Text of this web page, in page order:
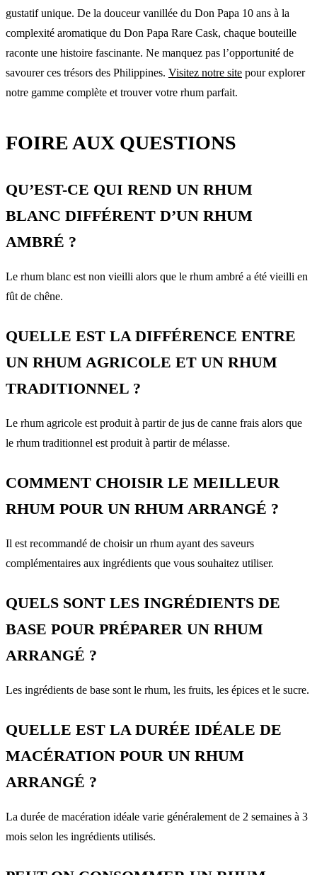
gustatif unique. De la douceur vanillée du Don Papa 10 ans à la
complexité aromatique du Don Papa Rare Cask, chaque bouteille
raconte une histoire fascinante. Ne manquez pas l’opportunité de
savourer ces trésors des Philippines. Visitez notre site pour explorer
notre gamme complète et trouver votre rhum parfait.
FOIRE AUX QUESTIONS
QU’EST-CE QUI REND UN RHUM
BLANC DIFFÉRENT D’UN RHUM
AMBRÉ ?
Le rhum blanc est non vieilli alors que le rhum ambré a été vieilli en
fût de chêne.
QUELLE EST LA DIFFÉRENCE ENTRE
UN RHUM AGRICOLE ET UN RHUM
TRADITIONNEL ?
Le rhum agricole est produit à partir de jus de canne frais alors que
le rhum traditionnel est produit à partir de mélasse.
COMMENT CHOISIR LE MEILLEUR
RHUM POUR UN RHUM ARRANGÉ ?
Il est recommandé de choisir un rhum ayant des saveurs
complémentaires aux ingrédients que vous souhaitez utiliser.
QUELS SONT LES INGRÉDIENTS DE
BASE POUR PRÉPARER UN RHUM
ARRANGÉ ?
Les ingrédients de base sont le rhum, les fruits, les épices et le sucre.
QUELLE EST LA DURÉE IDÉALE DE
MACÉRATION POUR UN RHUM
ARRANGÉ ?
La durée de macération idéale varie généralement de 2 semaines à 3
mois selon les ingrédients utilisés.